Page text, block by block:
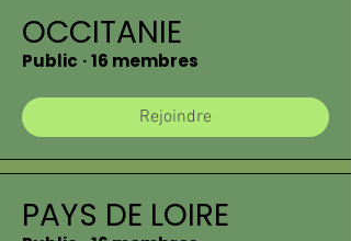
OCCITANIE
Public ·16 membres
Rejoindre
PAYS DE LOIRE